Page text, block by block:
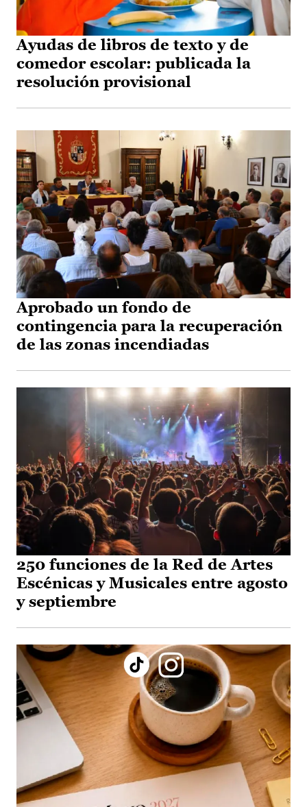
Ayudas de libros de texto y de
comedor escolar: publicada la
resolución provisional
Aprobado un fondo de
contingencia para la recuperación
de las zonas incendiadas
250 funciones de la Red de Artes
Escénicas y Musicales entre agosto
y septiembre